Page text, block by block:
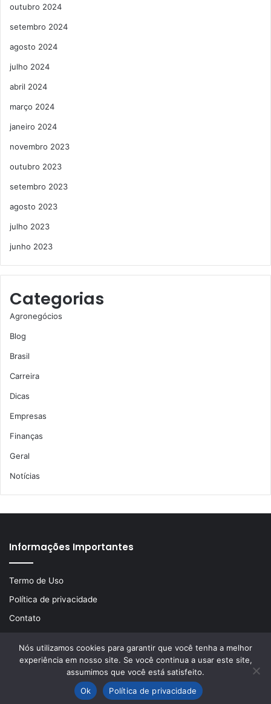
outubro 2024
setembro 2024
agosto 2024
julho 2024
abril 2024
março 2024
janeiro 2024
novembro 2023
outubro 2023
setembro 2023
agosto 2023
julho 2023
junho 2023
Categorias
Agronegócios
Blog
Brasil
Carreira
Dicas
Empresas
Finanças
Geral
Notícias
Informações Importantes
Termo de Uso
Política de privacidade
Contato
© Copyright 2026, Todos os direitos reservados | Desenvolvido
porLA Comunicações
Nós utilizamos cookies para garantir que você tenha a melhor
experiência em nosso site. Se você continua a usar este site,
assumimos que você está satisfeito.
Ok
Política de privacidade